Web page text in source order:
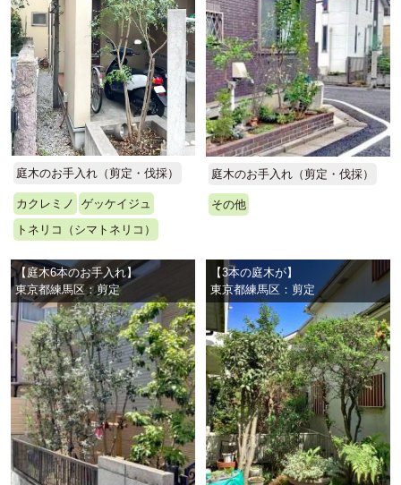
庭木のお手入れ（剪定・伐採）
カクレミノ
ゲッケイジュ
トネリコ（シマトネリコ）
庭木のお手入れ（剪定・伐採）
その他
【庭木6本のお手入れ】
東京都練馬区：剪定
【3本の庭木が】
東京都練馬区：剪定